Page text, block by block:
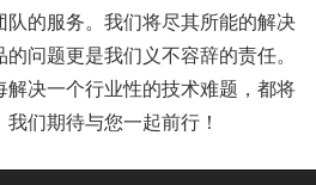
队的服务。我们将尽其所能的解决
问题更是我们义不容辞的责任。
决一个行业性的技术难题，都将
们期待与您一起前行！